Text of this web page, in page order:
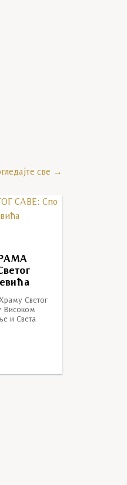
све →
Светог
Високом
и Света